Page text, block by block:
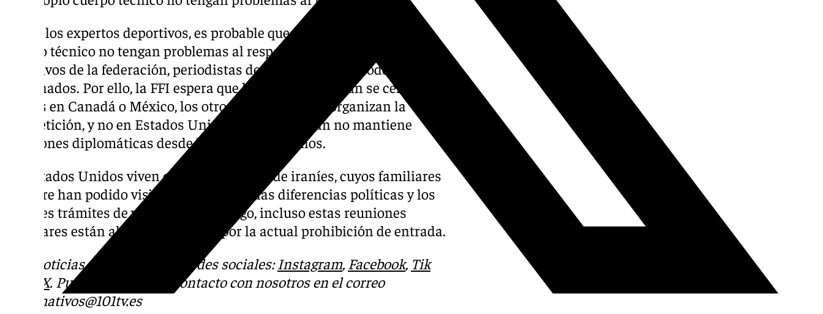
Según los expertos deportivos, es probable que el equipo y el propio
cuerpo técnico no tengan problemas al respecto, pero sí algunos
directivos de la federación, periodistas deportivos y, sobre todo, los
aficionados. Por ello, la FFI espera que los partidos de Irán se celebren al
menos en Canadá o México, los otros dos países que organizan la
competición, y no en Estados Unidos, con el que Irán no mantiene
relaciones diplomáticas desde hace más de 45 años.
En Estados Unidos viven casi dos millones de iraníes, cuyos familiares
siempre han podido visitarles a pesar de las diferencias políticas y los
difíciles trámites de visado. Sin embargo, incluso estas reuniones
familiares están ahora bloqueadas por la actual prohibición de entrada.
Más noticias de
en las redes sociales: Instagram, Facebook, Tik
X. Puedes ponerte en contacto con nosotros en el correo
informativos@101tv.es